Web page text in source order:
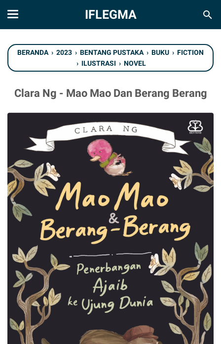
IFLEGMA
BERANDA › 2023 › BENTANG PUSTAKA › BUKU › FICTION
› ILUSTRASI › NOVEL
Clara Ng - Mao Mao Dan Berang Berang